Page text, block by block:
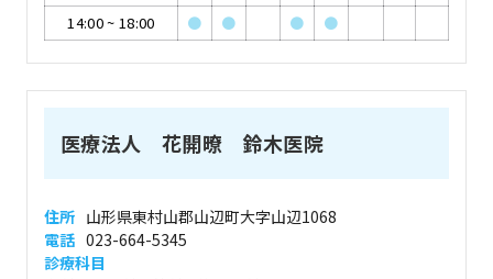
14:00~ 18:00 ● ● ● ●
医療法人 花開暸 鈴木医院
住所 山形県東村山郡山辺町大字山辺1068
電話 023-664-5345
診療科目